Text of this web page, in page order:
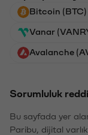
Bitcoin (BTC)
Vanar
Avalanche
Sorumluluk reddi
Bu sayfada yer
Paribu, dijital